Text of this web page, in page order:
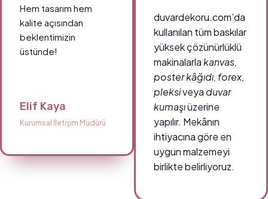
Hem tasarım hem
kalite açısından
beklentimizin
üstünde!
Elif Kaya
Kurumsal İletişim Müdürü
duvardekoru.com’da
kullanılan tüm baskılar
yüksek çözünürlüklü
makinalarlakanvas,
poster kâğıdı, forex,
pleksiveya duvar
kumaşıüzerine
yapılır. Mekânın
ihtiyacına göre en
uygun malzemeyi
birlikte belirliyoruz.